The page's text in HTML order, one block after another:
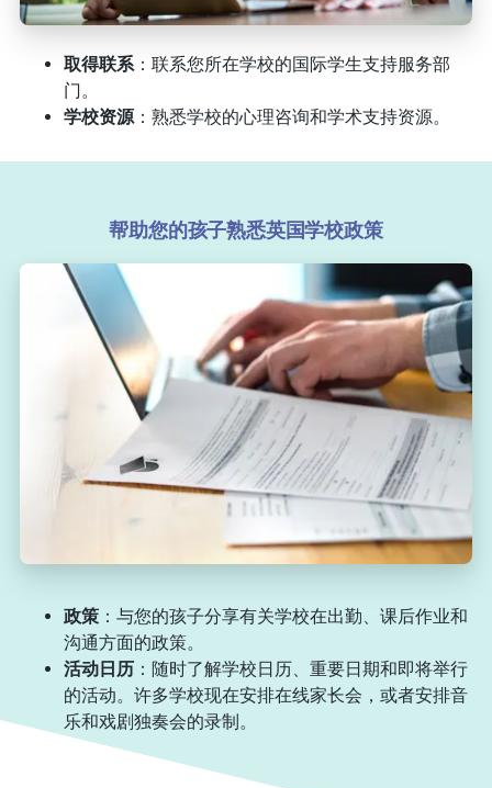
取得联系 ：联系您所在学校的国际学生支持服务部
门。
学校资源 ：熟悉学校的心理咨询和学术支持资源。
帮助您的孩子熟悉英国学校政策
政策 ：与您的孩子分享有关学校在出勤、课后作业和
沟通方面的政策。
活动日历 ：随时了解学校日历、重要日期和即将举行
的活动。许多学校现在安排在线家长会，或者安排音
乐和戏剧独奏会的录制。